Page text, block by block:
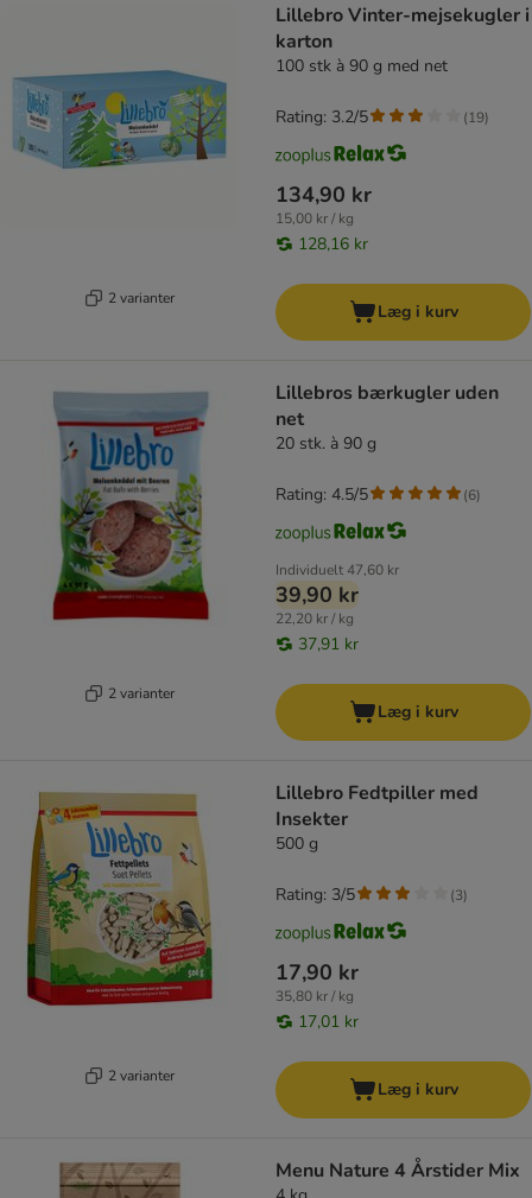
2 varianter
Lillebro Vinter-mejsekugler i
karton
100 stk à 90 g med net
134,90 kr
15,00 kr / kg
128,16 kr
Rating: 3.2/5 (19)
Læg i kurv
2 varianter
Lillebros bærkugler uden
net
20 stk. à 90 g
Individuelt47,60 kr
39,90 kr
22,20 kr / kg
37,91 kr
Rating: 4.5/5 (6)
Læg i kurv
2 varianter
Lillebro Fedtpiller med
Insekter
500 g
17,90 kr
35,80 kr / kg
17,01 kr
Rating: 3/5 (3)
Læg i kurv
Menu Nature 4 Årstider Mix